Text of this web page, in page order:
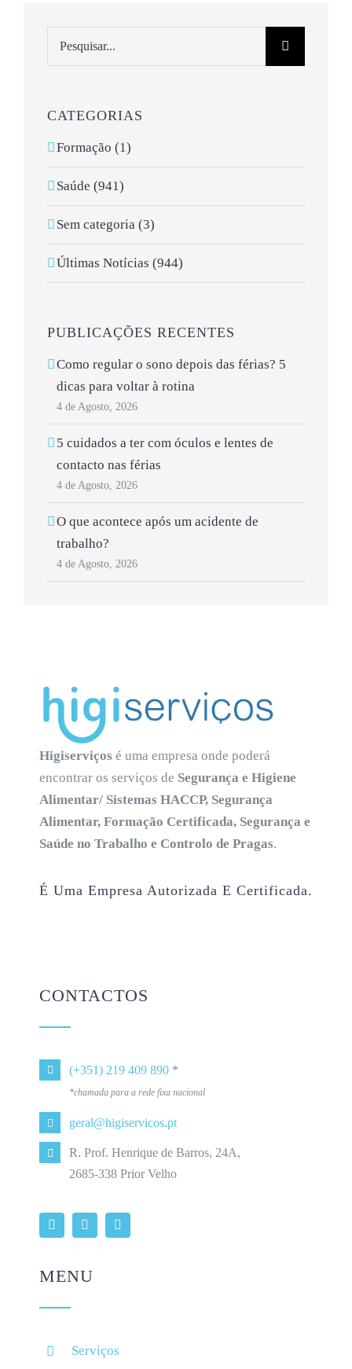
CATEGORIAS
Formação (1)
Saúde (941)
Sem categoria (3)
Últimas Notícias (944)
PUBLICAÇÕES RECENTES
Como regular o sono depois das férias? 5
dicas para voltar à rotina
4 de Agosto, 2026
5 cuidados a ter com óculos e lentes de
contacto nas férias
4 de Agosto, 2026
O que acontece após um acidente de
trabalho?
4 de Agosto, 2026
Higiserviços é uma empresa onde poderá
encontrar os serviços de Segurança e Higiene
Alimentar/ Sistemas HACCP, Segurança
Alimentar, Formação Certificada, Segurança e
Saúde no Trabalho e Controlo de Pragas.
É Uma Empresa Autorizada E Certificada.
CONTACTOS
(+351) 219 409 890 *
*chamada para a rede fixa nacional
geral@higiservicos.pt
R. Prof. Henrique de Barros, 24A,
2685-338 Prior Velho
MENU
Serviços